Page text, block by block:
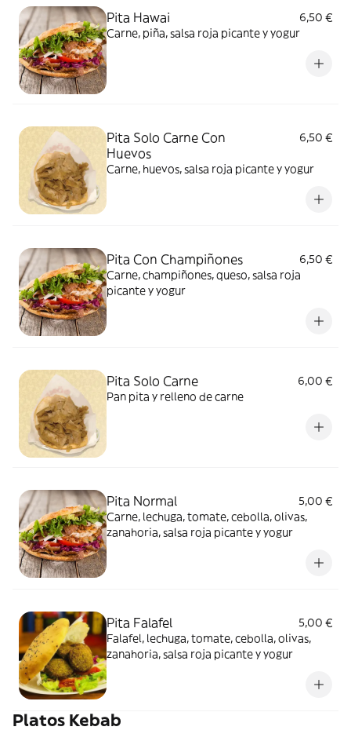
Pita Hawai
6,50 €
Carne, piña, salsa roja picante y yogur
Pita Solo Carne Con
Huevos
6,50 €
Carne, huevos, salsa roja picante y yogur
Pita Con Champiñones
6,50 €
Carne, champiñones, queso, salsa roja
picante y yogur
Pita Solo Carne
6,00 €
Pan pita y relleno de carne
Pita Normal
5,00 €
Carne, lechuga, tomate, cebolla, olivas,
zanahoria, salsa roja picante y yogur
Pita Falafel
5,00 €
Falafel, lechuga, tomate, cebolla, olivas,
zanahoria, salsa roja picante y yogur
Platos Kebab